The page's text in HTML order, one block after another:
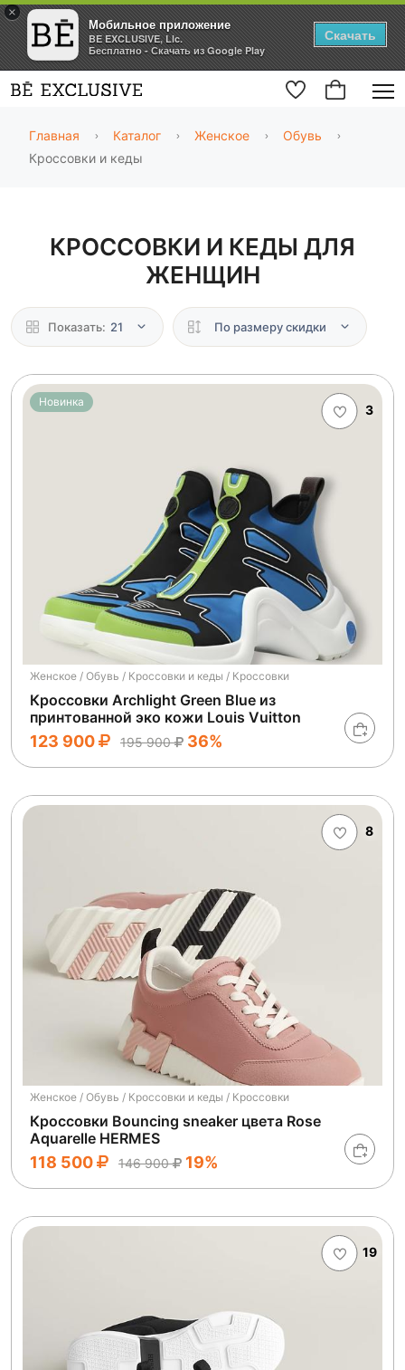
×
Мобильное приложение
BE EXCLUSIVE, Llc.
Бесплатно - Скачать из Google Play
Скачать
Главная Каталог Женское
Обувь
Кроссовки и кеды
КРОССОВКИ И КЕДЫ ДЛЯ
ЖЕНЩИН
Показать: 21 По размеру скидки
3
Новинка
Женское / Обувь / Кроссовки и кеды / Кроссовки
Кроссовки Archlight Green Blue из
принтованной эко кожи Louis Vuitton
123 900 195 900 36%
8
Женское / Обувь / Кроссовки и кеды / Кроссовки
Кроссовки Bouncing sneaker цвета Rose
Aquarelle HERMES
118 500 146 900 19%
19